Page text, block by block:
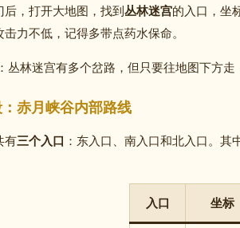
后，打开大地图，找到丛林迷宫的入口，坐
力不低，记得多带点药水保命。
：丛林迷宫有多个岔路，但只要往地图下方走
赤月峡谷内部路线
有三个入口 ：东入口、南入口和北入口。其
入口 坐标